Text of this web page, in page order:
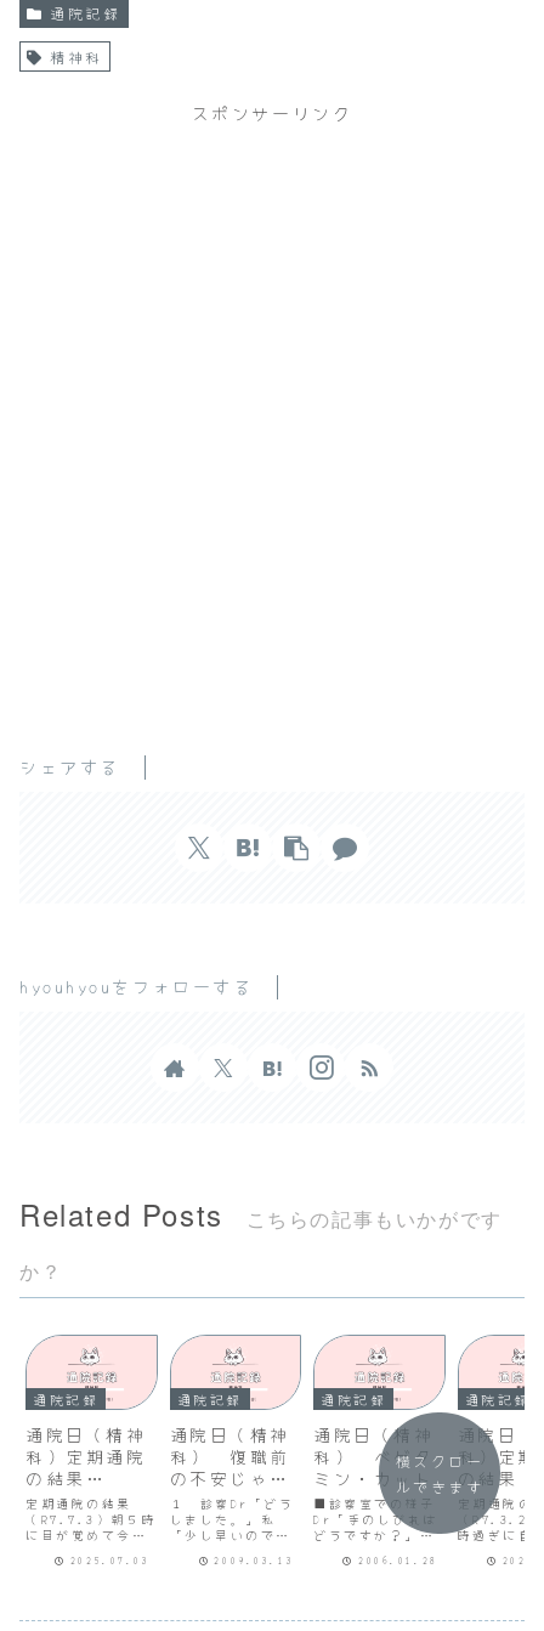
通院記録
精神科
スポンサーリンク
シェアする
hyouhyouをフォローする
Related Posts
こちらの記事もいかがです
か？
通院記録
通院日（精神
科）定期通院
の結果
（R7.7.3）
定期通院の結果
（R7.7.3）朝５時
に目が覚めて今日
スマホをみると、
2025.07.03
通院記録
通院日（精神
科） 復職前
の不安じゃな
いの
１ 診察Dr「どう
しました。」私
「少し早いのです
た。昨日久しぶり
2009.03.13
通院記録
通院日（精神
科） ベゲタ
ミン・カット
■診察室での様子
Dr「手のしびれは
どうですか？」私
きたけど、まだ左
2006.01.28
通院記録
通院日
科）定期
の結果（
チアゼパ
5ｍｇ追
R7.3.27
定期通院の
（R7.3.27
時過ぎに自
無事病院に
横スクロー
ルできます